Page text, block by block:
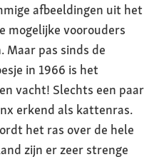
afbeeldingen uit het
mogelijke voorouders
pas sinds de
in 1966 is het
vacht! Slechts een paar
erkend als kattenras.
het ras over de hele
zijn er zeer strenge